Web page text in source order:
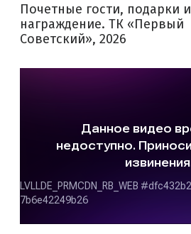
Почетные гости, подарки и
награждение. ТК «Первый
Советский», 2026